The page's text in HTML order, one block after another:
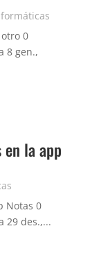
0
8 gen.,
la app
Notas 0
29 des.,...